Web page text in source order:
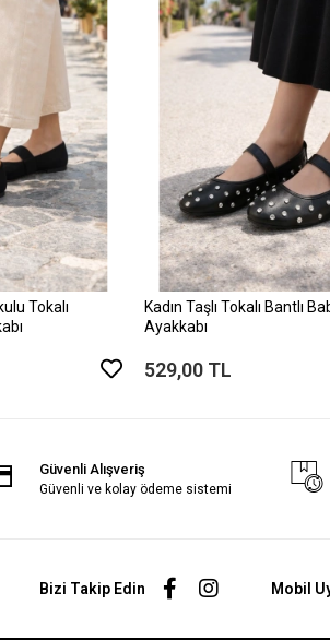
Tokalı
Kadın Taşlı Tokalı Bantlı
Ayakkabı
529,00 TL
Güvenli Alışveriş
Güvenli ve kolay ödeme sistemi
Bizi Takip Edin Mobil